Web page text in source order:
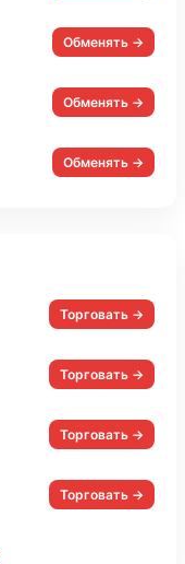
Обменять →
Обменять →
Обменять →
Торговать →
Торговать →
Торговать →
Торговать →